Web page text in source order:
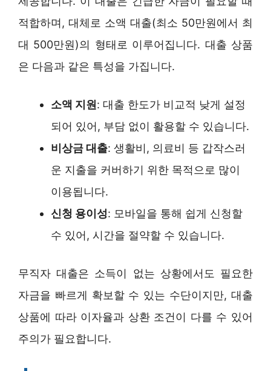
적합하며, 대체로 소액 대출(최소 50만원에서 최
대 500만원)의 형태로 이루어집니다. 대출 상품
은 다음과 같은 특성을 가집니다.
소액 지원: 대출 한도가 비교적 낮게 설정
되어 있어, 부담 없이 활용할 수 있습니다.
비상금 대출: 생활비, 의료비 등 갑작스러
운 지출을 커버하기 위한 목적으로 많이
이용됩니다.
신청 용이성: 모바일을 통해 쉽게 신청할
수 있어, 시간을 절약할 수 있습니다.
무직자 대출은 소득이 없는 상황에서도 필요한
자금을 빠르게 확보할 수 있는 수단이지만, 대출
상품에 따라 이자율과 상환 조건이 다를 수 있어
주의가 필요합니다.